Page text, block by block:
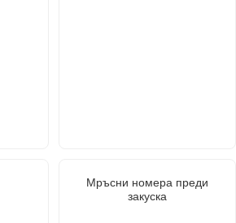
Мръсни номера преди
закуска